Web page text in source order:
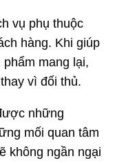
vụ phụ thuộc
hàng. Khi giúp
mang lại,
vì đối thủ.
những
mối quan tâm
không ngần ngại